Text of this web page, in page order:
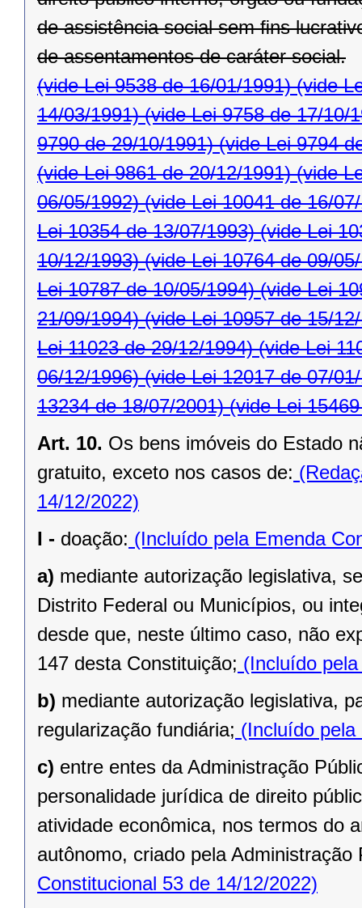
de assistência social sem ﬁns
de assentamentos de caráter social.
(vide Lei 9538 de 16/01/1991)(vide
14/03/1991)(vide Lei 9758 de 17/10/
9790 de 29/10/1991)(vide Lei 9794
(vide Lei 9861 de 20/12/1991)(vide
06/05/1992)(vide Lei 10041 de 16/
Lei 10354 de 13/07/1993)(vide Lei
10/12/1993)(vide Lei 10764 de 09/
Lei 10787 de 10/05/1994)(vide Lei
21/09/1994)(vide Lei 10957 de 15/
Lei 11023 de 29/12/1994)(vide Lei
06/12/1996)(vide Lei 12017 de 07/
13234 de 18/07/2001)(vide Lei
Art. 10. Os bens imóveis do Estado
gratuito, exceto nos casos de:
14/12/2022)
I - doação: (Incluído pela Emenda
a) mediante autorização legislativa,
Distrito Federal ou Municípios, ou
desde que, neste último caso, não
147 desta Constituição; (Incluído
b) mediante autorização legislativa,
regularização fundiária; (Incluído pela
c) entre entes da Administração
personalidade jurídica de direito
atividade econômica, nos termos do
autônomo, criado pela Administração
Constitucional 53 de 14/12/2022)